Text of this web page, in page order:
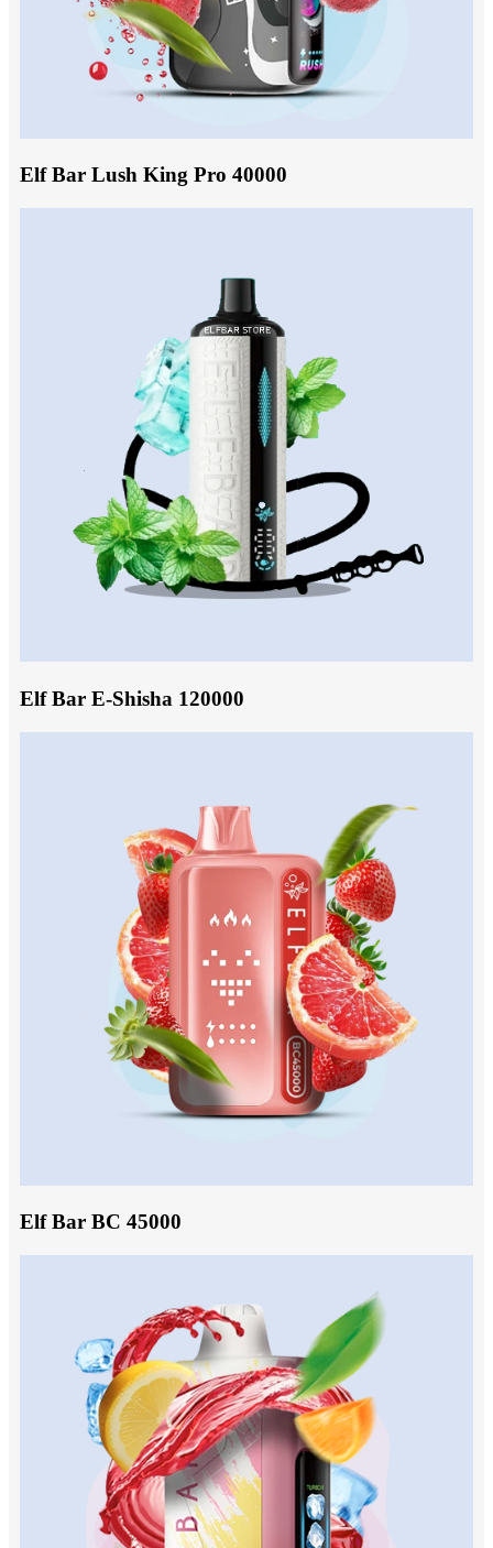
Elf Bar Lush King Pro 40000
Elf Bar E-Shisha 120000
Elf Bar BC 45000